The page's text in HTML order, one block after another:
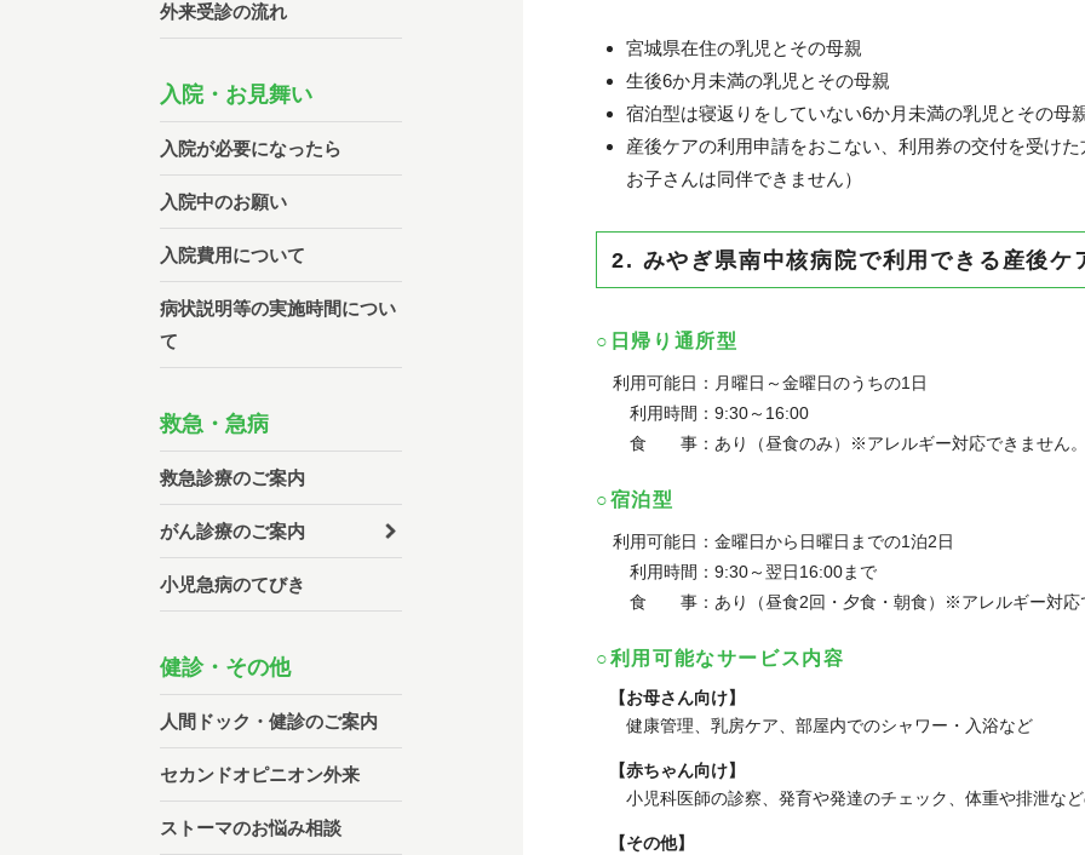
宮城県在住の乳児とその母親
生後6か月未満の乳児とその母親
宿泊型は寝返りをしていない6か月未満の乳児とその母
産後ケアの利用申請をおこない、利用券の交付を受け
お子さんは同伴できません）
2. みやぎ県南中核病院で利用できる産後ケ
○日帰り通所型
利用可能日： 月曜日～金曜日のうちの1日
利用時間：9:30～16:00
食 事： あり（昼食のみ）※アレルギー対応できません
○宿泊型
利用可能日：金曜日から日曜日までの1泊2日
利用時間：9:30～翌日16:00まで
食 事： あり（昼食2回・夕食・朝食）※アレルギー対応
○利用可能なサービス内容
【お母さん向け】
健康管理、乳房ケア、部屋内でのシャワー・入浴など
【赤ちゃん向け】
小児科医師の診察、発育や発達のチェック、体重や排泄な
【その他】
外来受診の流れ
入院・お見舞い
入院が必要になったら
入院中のお願い
入院費用について
病状説明等の実施時間につい
て
救急・急病
救急診療のご案内
がん診療のご案内
小児急病のてびき
健診・その他
人間ドック・健診のご案内
セカンドオピニオン外来
ストーマのお悩み相談